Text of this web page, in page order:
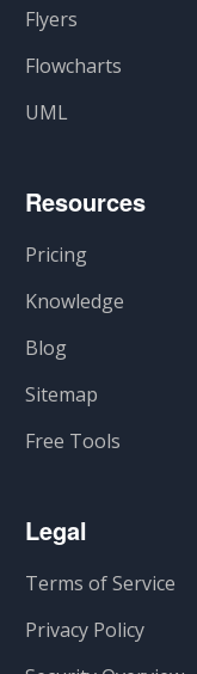
Flyers
Flowcharts
UML
Resources
Pricing
Knowledge
Blog
Sitemap
Free Tools
Legal
Terms of Service
Privacy Policy